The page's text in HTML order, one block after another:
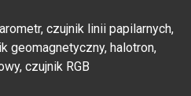
czujnik linii papilarnych,
geomagnetyczny, halotron,
czujnik RGB